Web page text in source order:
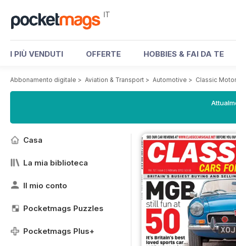
IT
I PIÙ VENDUTI OFFERTE HOBBIES & FAI DA TE
Abbonamento digitale > Aviation & Transport > Automotive > Classic
Casa
La mia biblioteca
Il mio conto
Pocketmags Puzzles
Pocketmags Plus+